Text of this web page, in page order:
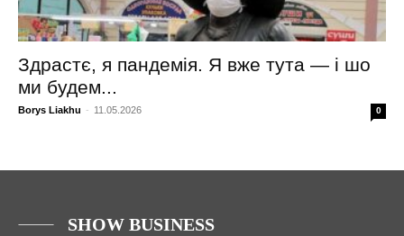
Здрастє, я пандемія. Я вже тута — і шо
ми будем...
Borys Liakhu - 11.05.2026 0
SHOW BUSINESS